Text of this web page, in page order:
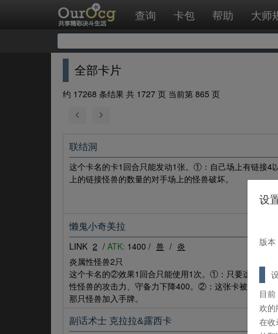
查询 卡包 帮助 大师
全部卡片
约 17268 条结果 共 1727 页 当前第 865 页
联结洞
这个卡名的卡1回合只能发动1张。①：自己场上有链接4
上的链接怪兽的数量的对手场上的怪兽破坏。
懒鬼小奇美拉
LINK 2 / ATK: 1400 / 兽 / 炎
炎属性怪兽2只
这个卡名的②效果1回合只能使用1次。①：只要这张卡在
性怪兽的攻击力、守备力下降400。②：这张卡被战斗或
那只怪兽加入手牌。
副话术士 克拉拉&露西卡
设
版本
目
欢的
在收